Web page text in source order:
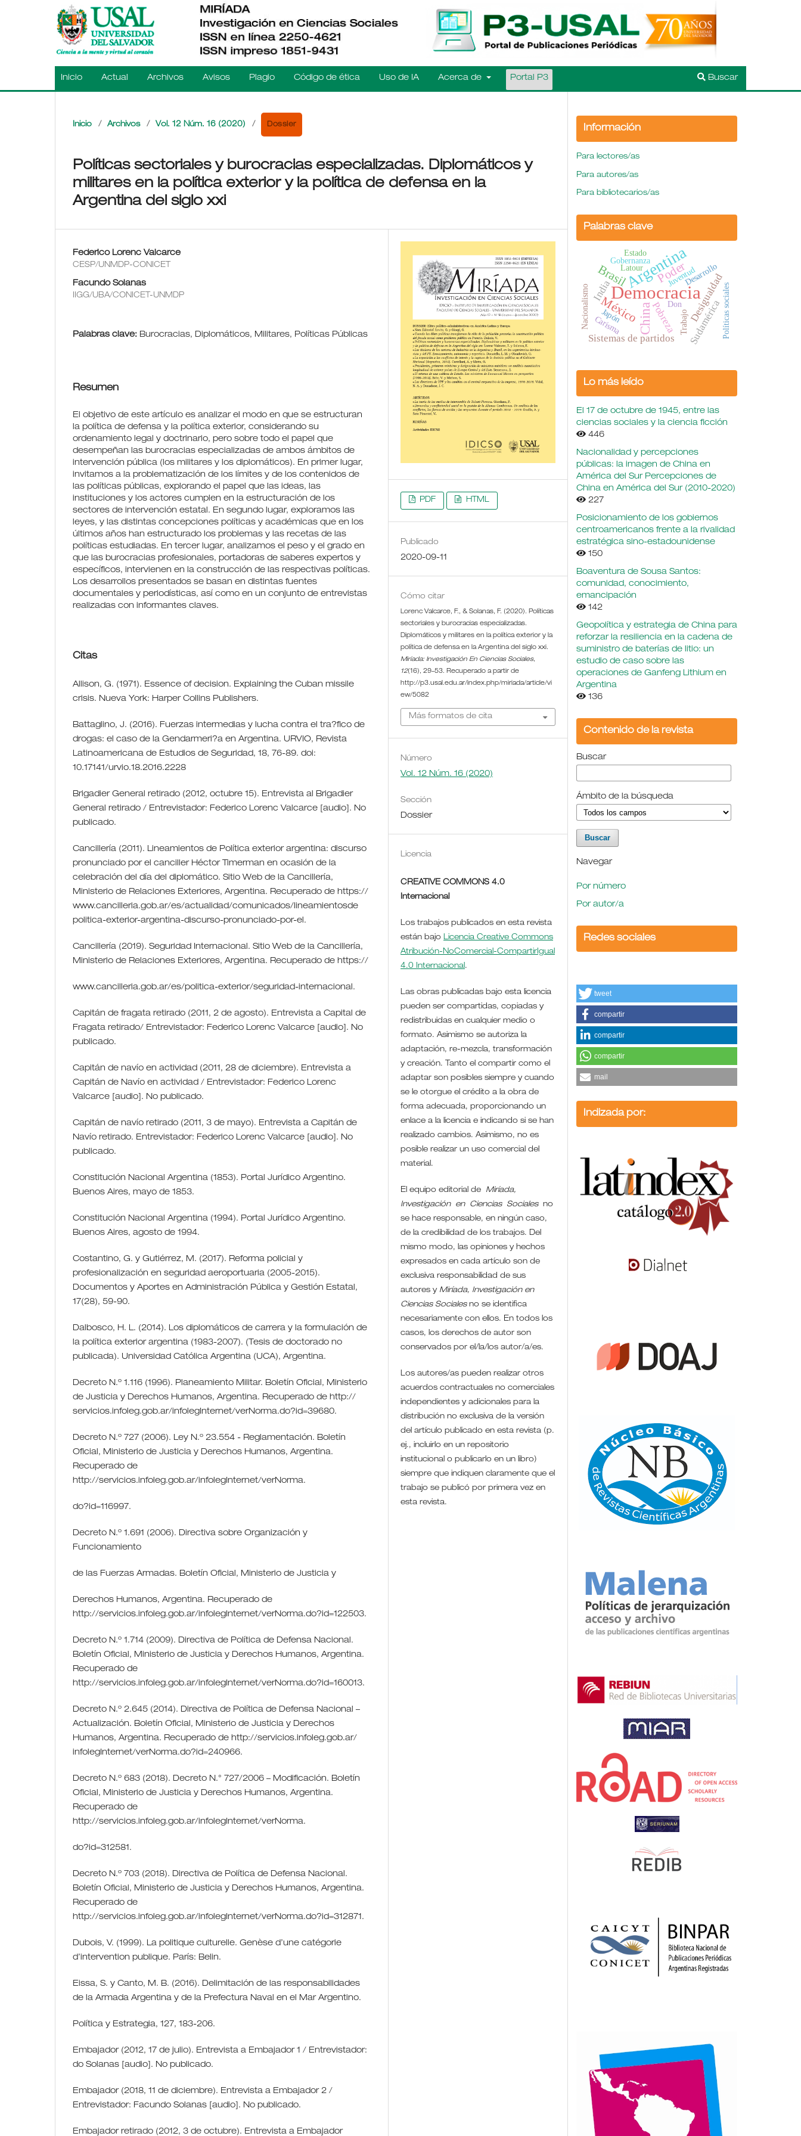
Inicio Actual Archivos Avisos Plagio Código de ética Uso de IA Acerca de Portal P3 Buscar
Inicio / Archivos / Vol. 12 Núm. 16 (2020) / Dossier
Políticas sectoriales y burocracias especializadas. Diplomáticos y
militares en la política exterior y la política de defensa en la
Argentina del siglo xxi
Federico Lorenc Valcarce
CESP/UNMDP-CONICET
Facundo Solanas
IIGG/UBA/CONICET-UNMDP
Palabras clave: Burocracias, Diplomáticos, Militares, Políticas Públicas
Resumen
El objetivo de este artículo es analizar el modo en que se estructuran
la política de defensa y la política exterior, considerando su
ordenamiento legal y doctrinario, pero sobre todo el papel que
desempeñan las burocracias especializadas de ambos ámbitos de
intervención pública (los militares y los diplomáticos). En primer lugar,
invitamos a la problematización de los límites y de los contenidos de
las políticas públicas, explorando el papel que las ideas, las
instituciones y los actores cumplen en la estructuración de los
sectores de intervención estatal. En segundo lugar, exploramos las
leyes, y las distintas concepciones políticas y académicas que en los
últimos años han estructurado los problemas y las recetas de las
políticas estudiadas. En tercer lugar, analizamos el peso y el grado en
que las burocracias profesionales, portadoras de saberes expertos y
específicos, intervienen en la construcción de las respectivas políticas.
Los desarrollos presentados se basan en distintas fuentes
documentales y periodísticas, así como en un conjunto de entrevistas
realizadas con informantes claves.
Citas
Allison, G. (1971). Essence of decision. Explaining the Cuban missile
crisis. Nueva York: Harper Collins Publishers.
Battaglino, J. (2016). Fuerzas intermedias y lucha contra el tra?fico de
drogas: el caso de la Gendarmeri?a en Argentina. URVIO, Revista
Latinoamericana de Estudios de Seguridad, 18, 76-89. doi:
10.17141/urvio.18.2016.2228
Brigadier General retirado (2012, octubre 15). Entrevista al Brigadier
General retirado / Entrevistador: Federico Lorenc Valcarce [audio]. No
publicado.
Cancillería (2011). Lineamientos de Política exterior argentina: discurso
pronunciado por el canciller Héctor Timerman en ocasión de la
celebración del día del diplomático. Sitio Web de la Cancillería,
Ministerio de Relaciones Exteriores, Argentina. Recuperado de https://
www.cancilleria.gob.ar/es/actualidad/comunicados/lineamientosde
politica-exterior-argentina-discurso-pronunciado-por-el.
Cancillería (2019). Seguridad Internacional. Sitio Web de la Cancillería,
Ministerio de Relaciones Exteriores, Argentina. Recuperado de https://
www.cancilleria.gob.ar/es/politica-exterior/seguridad-internacional.
Capitán de fragata retirado (2011, 2 de agosto). Entrevista a Capital de
Fragata retirado/ Entrevistador: Federico Lorenc Valcarce [audio]. No
publicado.
Capitán de navío en actividad (2011, 28 de diciembre). Entrevista a
Capitán de Navío en actividad / Entrevistador: Federico Lorenc
Valcarce [audio]. No publicado.
Capitán de navío retirado (2011, 3 de mayo). Entrevista a Capitán de
Navío retirado. Entrevistador: Federico Lorenc Valcarce [audio]. No
publicado.
Constitución Nacional Argentina (1853). Portal Jurídico Argentino.
Buenos Aires, mayo de 1853.
Constitución Nacional Argentina (1994). Portal Jurídico Argentino.
Buenos Aires, agosto de 1994.
Costantino, G. y Gutiérrez, M. (2017). Reforma policial y
profesionalización en seguridad aeroportuaria (2005-2015).
Documentos y Aportes en Administración Pública y Gestión Estatal,
17(28), 59-90.
Dalbosco, H. L. (2014). Los diplomáticos de carrera y la formulación de
la política exterior argentina (1983-2007). (Tesis de doctorado no
publicada). Universidad Católica Argentina (UCA), Argentina.
Decreto N.º 1.116 (1996). Planeamiento Militar. Boletín Oficial, Ministerio
de Justicia y Derechos Humanos, Argentina. Recuperado de http://
servicios.infoleg.gob.ar/infolegInternet/verNorma.do?id=39680.
Decreto N.º 727 (2006). Ley N.º 23.554 - Reglamentación. Boletín
Oficial, Ministerio de Justicia y Derechos Humanos, Argentina.
Recuperado de
http://servicios.infoleg.gob.ar/infolegInternet/verNorma.
do?id=116997.
Decreto N.º 1.691 (2006). Directiva sobre Organización y
Funcionamiento
de las Fuerzas Armadas. Boletín Oficial, Ministerio de Justicia y
Derechos Humanos, Argentina. Recuperado de
http://servicios.infoleg.gob.ar/infolegInternet/verNorma.do?id=122503.
Decreto N.º 1.714 (2009). Directiva de Política de Defensa Nacional.
Boletín Oficial, Ministerio de Justicia y Derechos Humanos, Argentina.
Recuperado de
http://servicios.infoleg.gob.ar/infolegInternet/verNorma.do?id=160013.
Decreto N.º 2.645 (2014). Directiva de Política de Defensa Nacional –
Actualización. Boletín Oficial, Ministerio de Justicia y Derechos
Humanos, Argentina. Recuperado de http://servicios.infoleg.gob.ar/
infolegInternet/verNorma.do?id=240966.
Decreto N.º 683 (2018). Decreto N.° 727/2006 – Modificación. Boletín
Oficial, Ministerio de Justicia y Derechos Humanos, Argentina.
Recuperado de
http://servicios.infoleg.gob.ar/infolegInternet/verNorma.
do?id=312581.
Decreto N.º 703 (2018). Directiva de Política de Defensa Nacional.
Boletín Oficial, Ministerio de Justicia y Derechos Humanos, Argentina.
Recuperado de
http://servicios.infoleg.gob.ar/infolegInternet/verNorma.do?id=312871.
Dubois, V. (1999). La politique culturelle. Genèse d’une catégorie
d’intervention publique. París: Belin.
Eissa, S. y Canto, M. B. (2016). Delimitación de las responsabilidades
de la Armada Argentina y de la Prefectura Naval en el Mar Argentino.
Política y Estrategia, 127, 183-206.
Embajador (2012, 17 de julio). Entrevista a Embajador 1 / Entrevistador:
do Solanas [audio]. No publicado.
Embajador (2018, 11 de diciembre). Entrevista a Embajador 2 /
Entrevistador: Facundo Solanas [audio]. No publicado.
Embajador retirado (2012, 3 de octubre). Entrevista a Embajador
PDF HTML
Publicado
2020-09-11
Cómo citar
Lorenc Valcarce, F., & Solanas, F. (2020). Políticas
sectoriales y burocracias especializadas.
Diplomáticos y militares en la política exterior y la
política de defensa en la Argentina del siglo xxi.
Miríada: Investigación En Ciencias Sociales,
12(16), 29–53. Recuperado a partir de
http://p3.usal.edu.ar/index.php/miriada/article/vi
ew/5082
Más formatos de cita
Número
Vol. 12 Núm. 16 (2020)
Sección
Dossier
Licencia
CREATIVE COMMONS 4.0
Internacional
Los trabajos publicados en esta revista
están bajoLicencia Creative Commons
Atribución-NoComercial-CompartirIgual
4.0 Internacional.
Las obras publicadas bajo esta licencia
pueden ser compartidas, copiadas y
redistribuidas en cualquier medio o
formato. Asimismo se autoriza la
adaptación, re-mezcla, transformación
y creación. Tanto el compartir como el
adaptar son posibles siempre y cuando
se le otorgue el crédito a la obra de
forma adecuada, proporcionando un
enlace a la licencia e indicando si se han
realizado cambios. Asimismo, no es
posible realizar un uso comercial del
material.
El equipo editorial de Miríada,
Investigación en Ciencias Sociales no
se hace responsable, en ningún caso,
de la credibilidad de los trabajos. Del
mismo modo, las opiniones y hechos
expresados en cada artículo son de
exclusiva responsabilidad de sus
autores y Miríada, Investigación en
Ciencias Socialesno se identifica
necesariamente con ellos. En todos los
casos, los derechos de autor son
conservados por el/la/los autor/a/es.
Los autores/as pueden realizar otros
acuerdos contractuales no comerciales
independientes y adicionales para la
distribución no exclusiva de la versión
del artículo publicado en esta revista (p.
ej., incluirlo en un repositorio
institucional o publicarlo en un libro)
siempre que indiquen claramente que el
trabajo se publicó por primera vez en
esta revista.
Información
Para lectores/as
Para autores/as
Para bibliotecarios/as
Palabras clave
Democracia
Argentina
China
México
Brasil PoderDesigualdad
Pobreza
India
Sudamérica
Sistemas de partidos
Don
Japón
Gobernanza
Políticas sociales
Trabajo
Latour
Estado
Juventud
Nacionalismo Carisma
Desarrollo
Lo más leído
El 17 de octubre de 1945, entre las
ciencias sociales y la ciencia ficción
446
Nacionalidad y percepciones
públicas: la imagen de China en
América del Sur Percepciones de
China en América del Sur (2010-2020)
227
Posicionamiento de los gobiernos
centroamericanos frente a la rivalidad
estratégica sino-estadounidense
150
Boaventura de Sousa Santos:
comunidad, conocimiento,
emancipación
142
Geopolítica y estrategia de China para
reforzar la resiliencia en la cadena de
suministro de baterías de litio: un
estudio de caso sobre las
operaciones de Ganfeng Lithium en
Argentina
136
Contenido de la revista
Buscar
Ámbito de la búsqueda
Navegar
Por número
Por autor/a
Redes sociales
tweet
compartir
compartir
compartir
mail
Indizada por: